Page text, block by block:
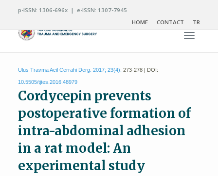
p-ISSN: 1306-696x | e-ISSN: 1307-7945
HOME
CONTACT TR
Toggle
Ulus Travma Acil Cerrahi Derg. 2017; 23(4): 273-278 | DOI:
10.5505/tjtes.2016.48979
Cordycepin prevents
postoperative formation of
intra-abdominal adhesion
in a rat model: An
experimental study